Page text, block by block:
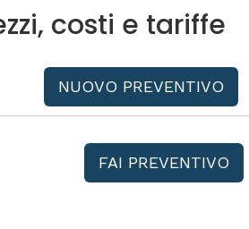
costi e tariffe
NUOVO PREVENTIVO
FAI PREVENTIVO